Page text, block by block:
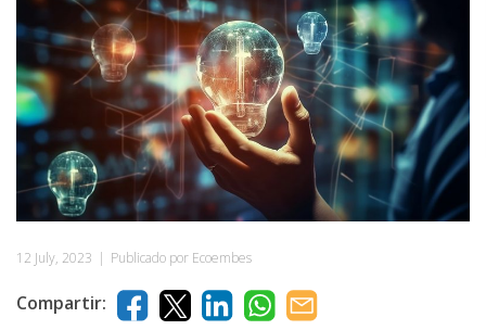
12 July, 2023 | Publicado por Ecoembes
Compartir: